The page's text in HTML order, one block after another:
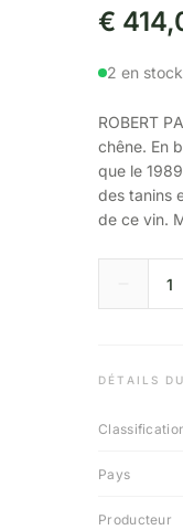
€
2 en stock
ROBERT
chêne. En
que le
des tanins
de ce vin.
DÉTAILS
Pays
Producteur